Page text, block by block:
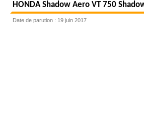
HONDAShadow Aero VT 750
Date de parution : 19 juin 2017